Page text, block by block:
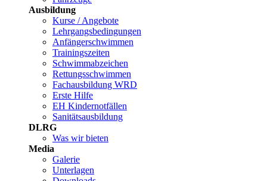
Ausbildung
Kurse / Angebote
Lehrgangsbedingungen
Anfängerschwimmen
Trainingszeiten
Schwimmabzeichen
Rettungsschwimmen
Fachausbildung WRD
Erste Hilfe
EH Kindernotfällen
Sanitätsausbildung
DLRG
Was wir bieten
Media
Galerie
Unterlagen